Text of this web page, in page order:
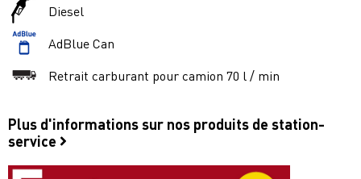
Diesel
AdBlue Can
Retrait carburant pour camion 70 l / min
Plus d'informations sur nos produits de station-
service